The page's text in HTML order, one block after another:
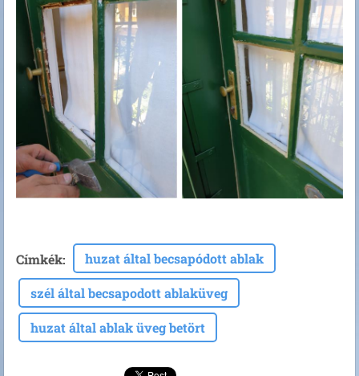
Címkék: huzat által becsapódott ablak
szél által becsapodott ablaküveg
huzat által ablak üveg betört